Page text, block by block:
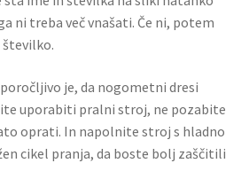
ni treba več vnašati. Če ni, potem
je, da nogometni dresi
uporabiti pralni stroj, ne pozabite
oprati. In napolnite stroj s hladno
cikel pranja, da boste bolj zaščitili